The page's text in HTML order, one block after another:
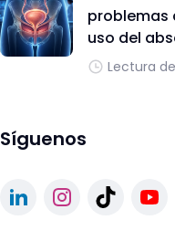
problemas
uso del
Lectura
Síguenos